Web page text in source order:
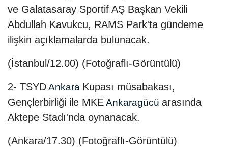
ve Galatasaray Sportif AŞ Başkan Vekili
Abdullah Kavukcu, RAMS Park'ta gündeme
ilişkin açıklamalarda bulunacak.
(İstanbul/12.00) (Fotoğraflı-Görüntülü)
2- TSYDAnkara Kupası müsabakası,
Gençlerbirliği ile MKEAnkaragücü arasında
Aktepe Stadı'nda oynanacak.
(Ankara/17.30) (Fotoğraflı-Görüntülü)